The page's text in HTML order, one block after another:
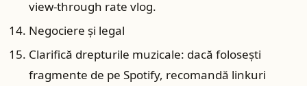
view‑through rate vlog.
Negociere și legal
Clarifică drepturile muzicale: dacă folosești
fragmente de pe Spotify, recomandă linkuri